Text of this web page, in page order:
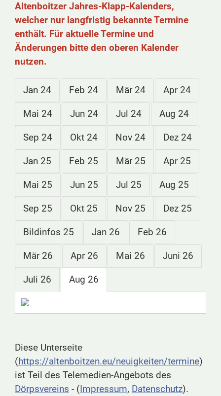
Altenboitzer Jahres-Klapp-Kalenders,
welcher nur langfristig bekannte Termine
enthält. Für aktuelle Termine und
Änderungen bitte den oberen Kalender
nutzen.
Jan 24 Feb 24 Mär 24 Apr 24
Mai 24 Jun 24 Jul 24 Aug 24
Sep 24 Okt 24 Nov 24 Dez 24
Jan 25 Feb 25 Mär 25 Apr 25
Mai 25 Jun 25 Jul 25 Aug 25
Sep 25 Okt 25 Nov 25 Dez 25
Bildinfos 25 Jan 26 Feb 26
Mär 26 Apr 26 Mai 26 Juni 26
Juli 26 Aug 26
Diese Unterseite
(https://altenboitzen.eu/neuigkeiten/termine)
ist Teil des Telemedien-Angebots des
Dörpsvereins - (Impressum, Datenschutz).